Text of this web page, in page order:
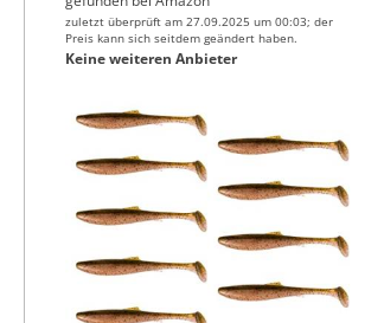
zuletzt überprüft am 27.09.2025 um 00:03; der
Preis kann sich seitdem geändert haben.
Keine weiteren Anbieter